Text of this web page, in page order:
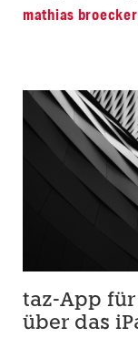
mathias
taz-App
über das